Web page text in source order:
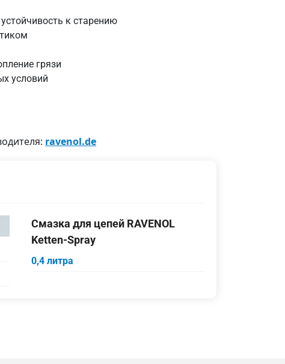
к старению
грязи
условий
ravenol.de
Смазка для цепей RAVENOL
Ketten-Spray
0,4 литра